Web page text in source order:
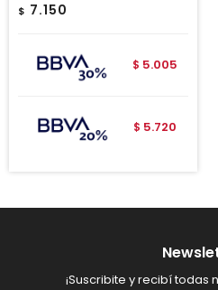
$ 7.150
$ 5.005
$ 5.720
¡Suscribite y recibí todas